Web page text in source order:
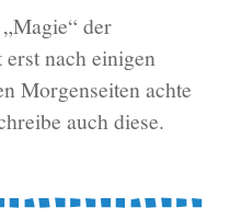
der
nach einigen
Morgenseiten achte
auch diese.